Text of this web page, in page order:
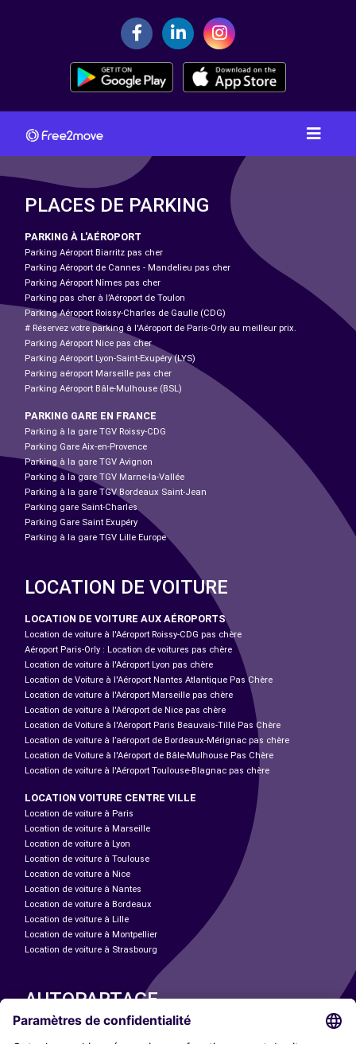
PLACES DE PARKING
PARKING À L'AÉROPORT
Parking Aéroport Biarritz pas cher
Parking Aéroport de Cannes - Mandelieu pas cher
Parking Aéroport Nîmes pas cher
Parking pas cher à l’Aéroport de Toulon
Parking Aéroport Roissy-Charles de Gaulle (CDG)
# Réservez votre parking à l'Aéroport de Paris-Orly au meilleur prix.
Parking Aéroport Nice pas cher
Parking Aéroport Lyon-Saint-Exupéry (LYS)
Parking aéroport Marseille pas cher
Parking Aéroport Bâle-Mulhouse (BSL)
PARKING GARE EN FRANCE
Parking à la gare TGV Roissy-CDG
Parking Gare Aix-en-Provence
Parking à la gare TGV Avignon
Parking à la gare TGV Marne-la-Vallée
Parking à la gare TGV Bordeaux Saint-Jean
Parking gare Saint-Charles
Parking Gare Saint Exupéry
Parking à la gare TGV Lille Europe
LOCATION DE VOITURE
LOCATION DE VOITURE AUX AÉROPORTS
Location de voiture à l'Aéroport Roissy-CDG pas chère
Aéroport Paris-Orly : Location de voitures pas chère
Location de voiture à l'Aéroport Lyon pas chère
Location de Voiture à l'Aéroport Nantes Atlantique Pas Chère
Location de voiture à l'Aéroport Marseille pas chère
Location de voiture à l'Aéroport de Nice pas chère
Location de Voiture à l'Aéroport Paris Beauvais-Tillé Pas Chère
Location de voiture à l’aéroport de Bordeaux-Mérignac pas chère
Location de Voiture à l'Aéroport de Bâle-Mulhouse Pas Chère
Location de voiture à l'Aéroport Toulouse-Blagnac pas chère
LOCATION VOITURE CENTRE VILLE
Location de voiture à Paris
Location de voiture à Marseille
Location de voiture à Lyon
Location de voiture à Toulouse
Location de voiture à Nice
Location de voiture à Nantes
Location de voiture à Bordeaux
Location de voiture à Lille
Location de voiture à Montpellier
Location de voiture à Strasbourg
AUTOPARTAGE